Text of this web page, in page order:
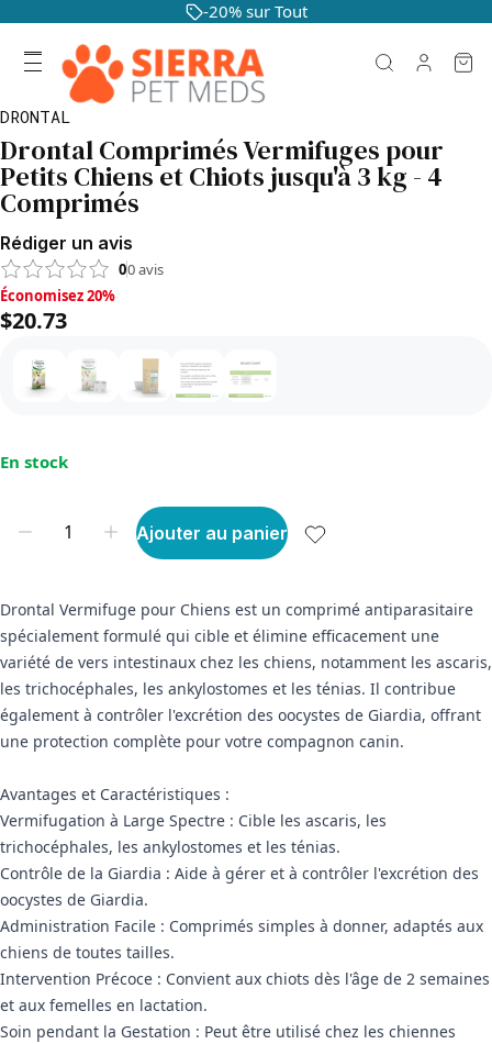
-20% sur Tout
DRONTAL
Drontal Comprimés Vermifuges pour
Petits Chiens et Chiots jusqu'à 3 kg - 4
Comprimés
Rédiger un avis
00avis
Économisez 20%, $20.73
Économisez 20%
$20.73
En stock
Ajouter au panier
Drontal Vermifuge pour Chiens est un comprimé antiparasitaire
spécialement formulé qui cible et élimine efficacement une
variété de vers intestinaux chez les chiens, notamment les ascaris,
les trichocéphales, les ankylostomes et les ténias. Il contribue
également à contrôler l'excrétion des oocystes de Giardia, offrant
une protection complète pour votre compagnon canin.
Avantages et Caractéristiques :
Vermifugation à Large Spectre : Cible les ascaris, les
trichocéphales, les ankylostomes et les ténias.
Contrôle de la Giardia : Aide à gérer et à contrôler l'excrétion des
oocystes de Giardia.
Administration Facile : Comprimés simples à donner, adaptés aux
chiens de toutes tailles.
Intervention Précoce : Convient aux chiots dès l'âge de 2 semaines
et aux femelles en lactation.
Soin pendant la Gestation : Peut être utilisé chez les chiennes